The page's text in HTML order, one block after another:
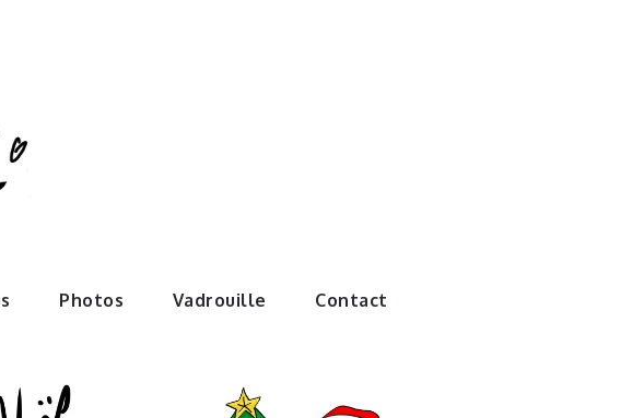
monde de
Photos Vadrouille Contact